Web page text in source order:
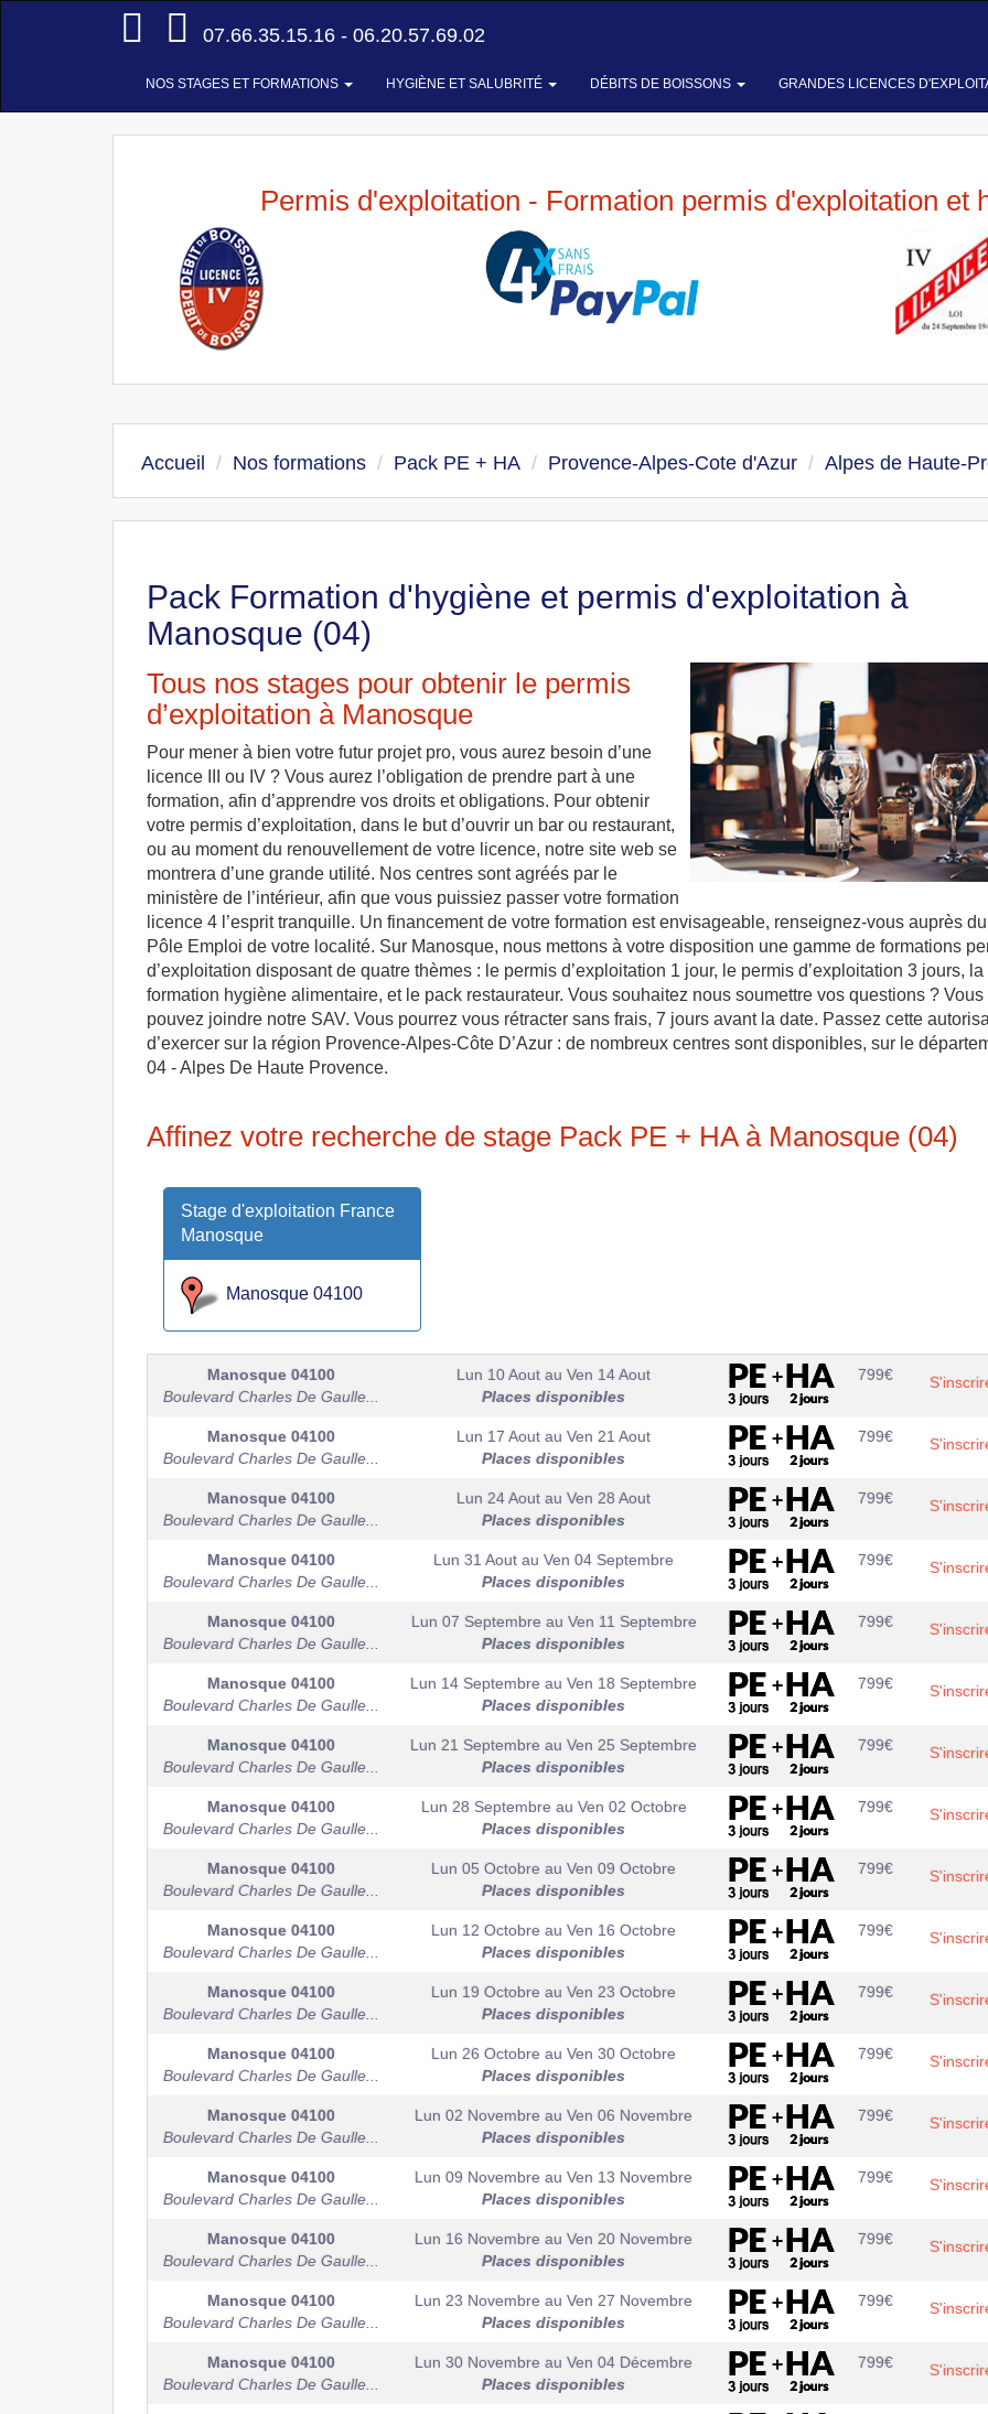
Accueil
07.66.35.15.16 - 06.20.57.69.02
NOS STAGES ET FORMATIONS HYGIÈNE ET SALUBRITÉ DÉBITS DE BOISSONS GRANDES LICENCES
Permis d'exploitation - Formation permis d'exploitation et
Accueil Nos formations Pack PE + HA Provence-Alpes-Cote d'Azur Alpes de Haute-
Pack Formation d'hygiène et permis d'exploitation à
Manosque (04)
Tous nos stages pour obtenir le permis
d’exploitation à Manosque
Pour mener à bien votre futur projet pro, vous aurez besoin d’une
licence III ou IV ? Vous aurez l’obligation de prendre part à une
formation, afin d’apprendre vos droits et obligations. Pour obtenir
votre permis d’exploitation, dans le but d’ouvrir un bar ou restaurant,
ou au moment du renouvellement de votre licence, notre site web se
montrera d’une grande utilité. Nos centres sont agréés par le
ministère de l’intérieur, afin que vous puissiez passer votre formation
licence 4 l’esprit tranquille. Un financement de votre formation est envisageable, renseignez-vous auprès du
Pôle Emploi de votre localité. Sur Manosque, nous mettons à votre disposition une gamme de formations
d’exploitation disposant de quatre thèmes : le permis d’exploitation 1 jour, le permis d’exploitation 3 jours, la
formation hygiène alimentaire, et le pack restaurateur. Vous souhaitez nous soumettre vos questions ? Vous
pouvez joindre notre SAV. Vous pourrez vous rétracter sans frais, 7 jours avant la date. Passez cette
d’exercer sur la région Provence-Alpes-Côte D’Azur : de nombreux centres sont disponibles, sur le
04 - Alpes De Haute Provence.
Affinez votre recherche de stage Pack PE + HA à Manosque (04)
Stage d'exploitation France
Manosque
Manosque 04100
Manosque 04100
Boulevard Charles De Gaulle...
Lun 10 Aout au Ven 14 Aout
Places disponibles
799€
Manosque 04100
Boulevard Charles De Gaulle...
Lun 17 Aout au Ven 21 Aout
Places disponibles
799€
Manosque 04100
Boulevard Charles De Gaulle...
Lun 24 Aout au Ven 28 Aout
Places disponibles
799€
Manosque 04100
Boulevard Charles De Gaulle...
Lun 31 Aout au Ven 04 Septembre
Places disponibles
799€
Manosque 04100
Boulevard Charles De Gaulle...
Lun 07 Septembre au Ven 11 Septembre
Places disponibles
799€
Manosque 04100
Boulevard Charles De Gaulle...
Lun 14 Septembre au Ven 18 Septembre
Places disponibles
799€
Manosque 04100
Boulevard Charles De Gaulle...
Lun 21 Septembre au Ven 25 Septembre
Places disponibles
799€
Manosque 04100
Boulevard Charles De Gaulle...
Lun 28 Septembre au Ven 02 Octobre
Places disponibles
799€
Manosque 04100
Boulevard Charles De Gaulle...
Lun 05 Octobre au Ven 09 Octobre
Places disponibles
799€
Manosque 04100
Boulevard Charles De Gaulle...
Lun 12 Octobre au Ven 16 Octobre
Places disponibles
799€
Manosque 04100
Boulevard Charles De Gaulle...
Lun 19 Octobre au Ven 23 Octobre
Places disponibles
799€
Manosque 04100
Boulevard Charles De Gaulle...
Lun 26 Octobre au Ven 30 Octobre
Places disponibles
799€
Manosque 04100
Boulevard Charles De Gaulle...
Lun 02 Novembre au Ven 06 Novembre
Places disponibles
799€
Manosque 04100
Boulevard Charles De Gaulle...
Lun 09 Novembre au Ven 13 Novembre
Places disponibles
799€
Manosque 04100
Boulevard Charles De Gaulle...
Lun 16 Novembre au Ven 20 Novembre
Places disponibles
799€
Manosque 04100
Boulevard Charles De Gaulle...
Lun 23 Novembre au Ven 27 Novembre
Places disponibles
799€
Manosque 04100
Boulevard Charles De Gaulle...
Lun 30 Novembre au Ven 04 Décembre
Places disponibles
799€